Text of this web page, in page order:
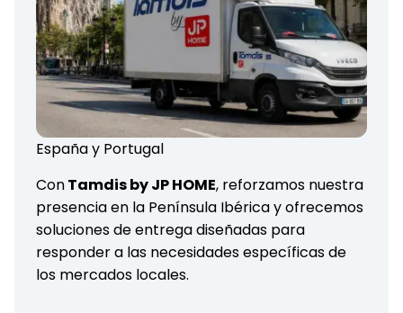
España y Portugal
ConTamdis by JP HOME, reforzamos nuestra
presencia en la Península Ibérica y ofrecemos
soluciones de entrega diseñadas para
responder a las necesidades específicas de
los mercados locales.